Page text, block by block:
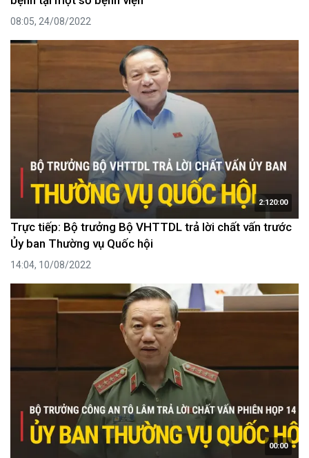
08:05, 24/08/2022
2:120:00
Trực tiếp: Bộ trưởng Bộ VHTTDL trả lời chất vấn trước
Ủy ban Thường vụ Quốc hội
14:04, 10/08/2022
00:00